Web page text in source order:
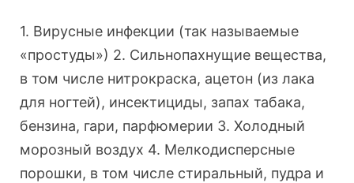
1. Вирусные инфекции (так называемые
«простуды») 2. Сильнопахнущие вещества,
в том числе нитрокраска, ацетон (из лака
для ногтей), инсектициды, запах табака,
бензина, гари, парфюмерии 3. Холодный
морозный воздух 4. Мелкодисперсные
порошки, в том числе стиральный, пудра и